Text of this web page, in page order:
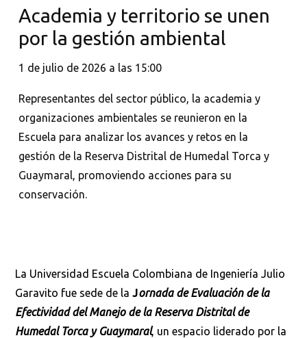
Academia y territorio se unen
por la gestión ambiental
1 de julio de 2026 a las 15:00
Representantes del sector público, la academia y
organizaciones ambientales se reunieron en la
Escuela para analizar los avances y retos en la
gestión de la Reserva Distrital de Humedal Torca y
Guaymaral, promoviendo acciones para su
conservación.
La Universidad Escuela Colombiana de Ingeniería Julio
Garavito fue sede de laJornada de Evaluación de la
Efectividad del Manejo de la Reserva Distrital de
Humedal Torca y Guaymaral, un espacio liderado por la